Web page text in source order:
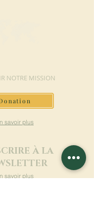
NOTRE MISSION
savoir plus
À LA
savoir plus